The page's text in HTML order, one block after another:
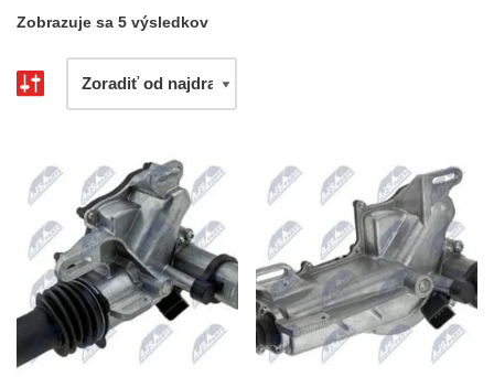
Zobrazuje sa 5 výsledkov